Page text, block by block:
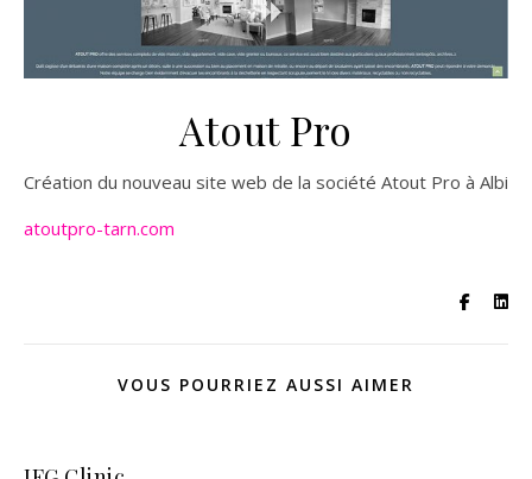
Atout Pro
Création du nouveau site web de la société Atout Pro à Albi
atoutpro-tarn.com
VOUS POURRIEZ AUSSI AIMER